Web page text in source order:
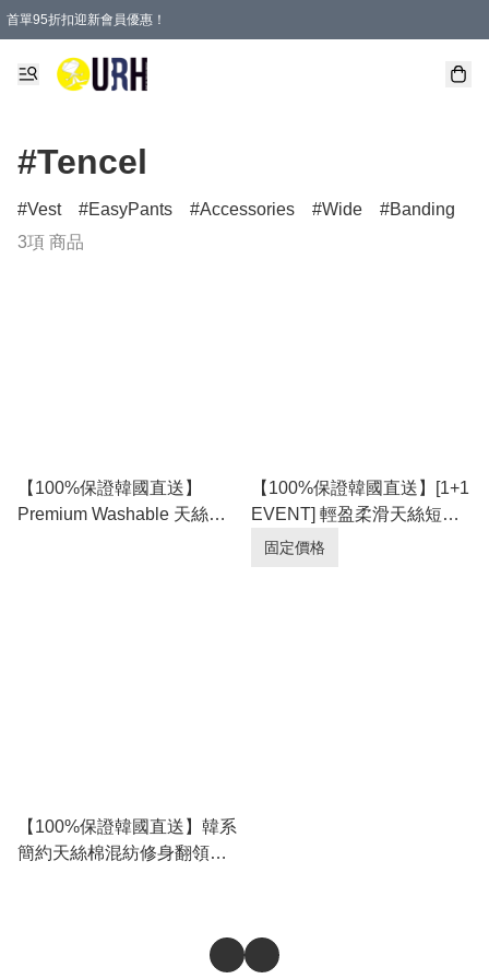
首單95折扣迎新會員優惠！
特選會員可享全單低至 95 折優惠！
單一訂單滿HKD600(澳門HKD800)包郵寄順豐送到家。
#Tencel
Vest EasyPants Accessories Wide Banding
3項 商品
【100%保證韓國直送】
Premium Washable 天絲麻
【100%保證韓國直送】[1+1
EVENT] 輕盈柔滑天絲短版
層次感短袖 Tee [8 color]
固定價格
【100%保證韓國直送】韓系
簡約天絲棉混紡修身翻領短